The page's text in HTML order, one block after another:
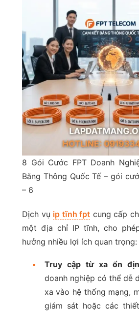
8 Gói Cước FPT Doanh
Băng Thông Quốc Tế – gói
– 6
Dịch vụ ip tĩnh fpt cung cấp
một địa chỉ IP tĩnh, cho
hưởng nhiều lợi ích quan trọng:
• Truy cập từ xa ổn
doanh nghiệp có thể dễ
xa vào hệ thống mạng,
giám sát hoặc các